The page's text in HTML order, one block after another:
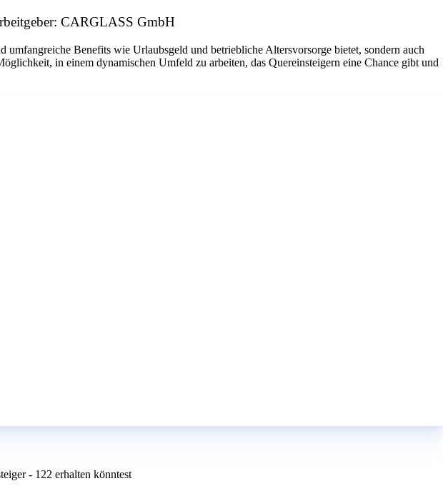
CARGLASS GmbH
Benefits wie Urlaubsgeld und betriebliche Altersvorsorge bietet, sondern auch
in einem dynamischen Umfeld zu arbeiten, das Quereinsteigern eine Chance gibt und
- 122 erhalten könntest